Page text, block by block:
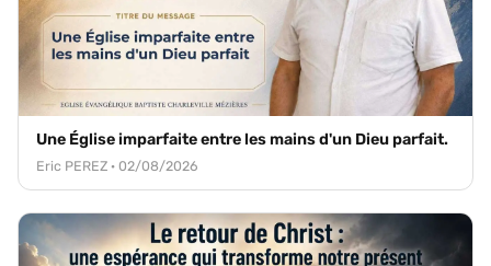
Une Église imparfaite entre les mains d'un Dieu parfait.
Eric PEREZ · 02/08/2026